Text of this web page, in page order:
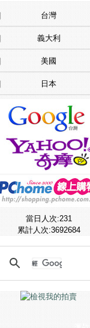
[客戶見證]煥采企業-藝人
[客戶見證]CCK SHOP軍用
[客戶見證]讓人產生疑慮的
[一般訊息]免費刊登民宿平
[客戶見證]煥采企業-藝人潘
[客戶見證]CCK SHOP軍用
台灣
義大利
美國
日本
當日人次:231
累計人次:3692684